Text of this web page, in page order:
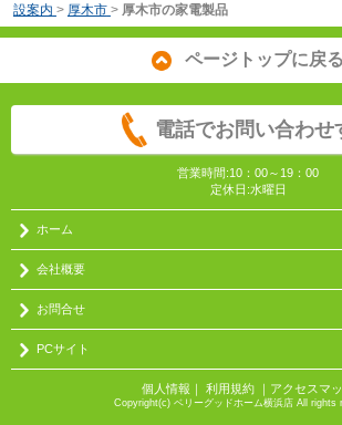
設案内 > 厚木市 > 厚木市の家電製品
ページトップに戻る
電話でお問い合わせ
営業時間:10：00～19：00
定休日:水曜日
ホーム
会社概要
お問合せ
PCサイト
個人情報 ｜ 利用規約｜ アクセスマ
Copyright(c) ベリーグッドホーム横浜店 All rights